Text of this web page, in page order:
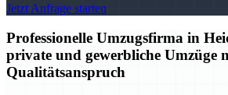
Jetzt Anfrage starten
Professionelle Umzugsfirma in
private und gewerbliche Umzüge
Qualitätsanspruch